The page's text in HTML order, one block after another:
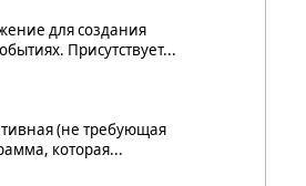
для создания
Присутствует...
(не требующая
которая...